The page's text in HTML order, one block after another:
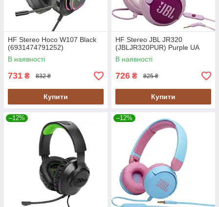
HF Stereo Hoco W107 Black
(6931474791252)
В наявності
731 ₴ 832 ₴
Купити
HF Stereo JBL JR320
(JBLJR320PUR) Purple UA
В наявності
726 ₴ 825 ₴
Купити
–12% –12%